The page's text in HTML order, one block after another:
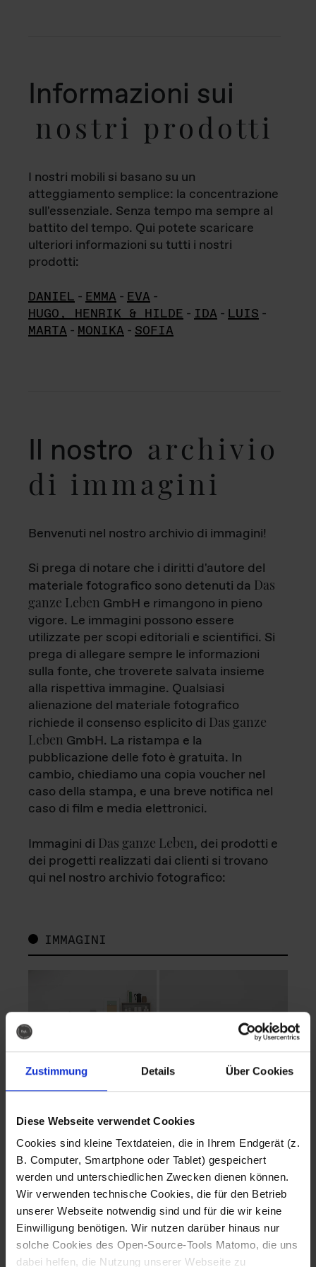
Zustimmung Details Über Cookies
Diese Webseite verwendet Cookies
Cookies sind kleine Textdateien, die in Ihrem Endgerät (z.
B. Computer, Smartphone oder Tablet) gespeichert
werden und unterschiedlichen Zwecken dienen können.
Wir verwenden technische Cookies, die für den Betrieb
unserer Webseite notwendig sind und für die wir keine
Einwilligung benötigen. Wir nutzen darüber hinaus nur
solche Cookies des Open-Source-Tools Matomo, die uns
dabei helfen, die Nutzung unserer Webseite zu
Informazioni sui
nostri prodotti
I nostri mobili si basano su un
atteggiamento semplice: la concentrazione
sull'essenziale. Senza tempo ma sempre al
battito del tempo. Qui potete scaricare
ulteriori informazioni su tutti i nostri
prodotti:
DANIEL - EMMA - EVA -
HUGO, HENRIK & HILDE - IDA - LUIS -
MARTA - MONIKA - SOFIA
Il nostro archivio
di immagini
Benvenuti nel nostro archivio di immagini!
Si prega di notare che i diritti d'autore del
materiale fotografico sono detenuti da Das
ganze Leben GmbH e rimangono in pieno
vigore. Le immagini possono essere
utilizzate per scopi editoriali e scientifici. Si
prega di allegare sempre le informazioni
sulla fonte, che troverete salvata insieme
alla rispettiva immagine. Qualsiasi
alienazione del materiale fotografico
richiede il consenso esplicito di Das ganze
Leben GmbH. La ristampa e la
pubblicazione delle foto è gratuita. In
cambio, chiediamo una copia voucher nel
caso della stampa, e una breve notifica nel
caso di film e media elettronici.
Immagini di Das ganze Leben, dei prodotti e
dei progetti realizzati dai clienti si trovano
qui nel nostro archivio fotografico:
IMMAGINI
Fotografo: Lorenz
Sternbach
Download
Fotografo: Lorenz
Sternbach
Download